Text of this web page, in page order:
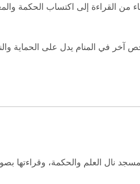
من القراءة إلى اكتساب الحكمة
آخر في المنام يدل على الحماية
نال العلم والحكمة، وقراءتها